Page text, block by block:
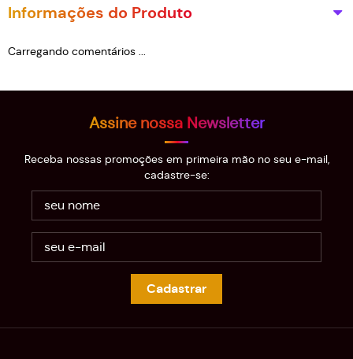
Informações do Produto
Carregando comentários ...
Assine nossa Newsletter
Receba nossas promoções em primeira mão no seu e-mail,
cadastre-se:
Cadastrar